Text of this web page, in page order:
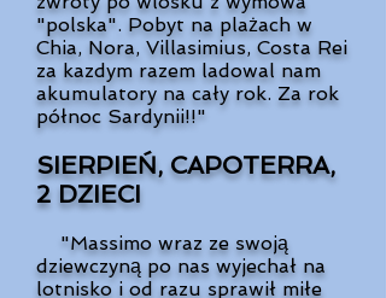
"polska". Pobyt na plażach w
Chia, Nora, Villasimius, Costa Rei
za kazdym razem ladowal nam
akumulatory na cały rok. Za rok
północ Sardynii!!"
SIERPIEŃ, CAPOTERRA,
2 DZIECI
"Massimo wraz ze swoją
dziewczyną po nas wyjechał na
lotnisko i od razu sprawił miłe